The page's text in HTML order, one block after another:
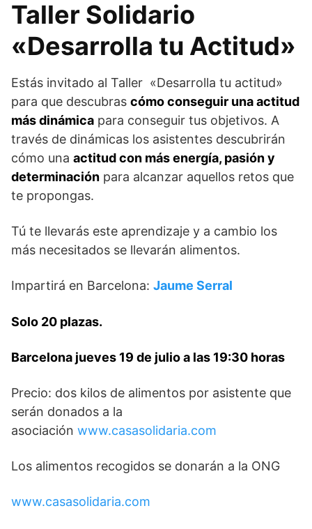
Taller Solidario
«Desarrolla tu Actitud»
Estás invitado al Taller «Desarrolla tu actitud»
para que descubras cómo conseguir una actitud
más dinámica para conseguir tus objetivos. A
través de dinámicas los asistentes descubrirán
cómo una actitud con más energía, pasión y
determinación para alcanzar aquellos retos que
te propongas.
Tú te llevarás este aprendizaje y a cambio los
más necesitados se llevarán alimentos.
Impartirá en Barcelona: Jaume Serral
Solo 20 plazas.
Barcelona jueves 19 de julio a las 19:30 horas
Precio: dos kilos de alimentos por asistente que
serán donados a la
asociación www.casasolidaria.com
Los alimentos recogidos se donarán a la ONG
www.casasolidaria.com